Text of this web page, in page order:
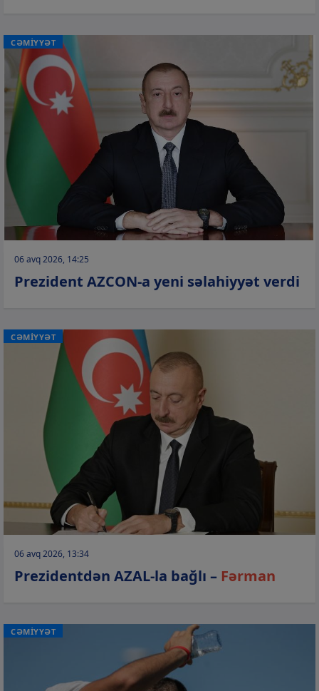
CƏMİYYƏT
06 avq 2026, 14:25
Prezident AZCON-a yeni səlahiyyət verdi
CƏMİYYƏT
06 avq 2026, 13:34
Prezidentdən AZAL-la bağlı – Fərman
CƏMİYYƏT